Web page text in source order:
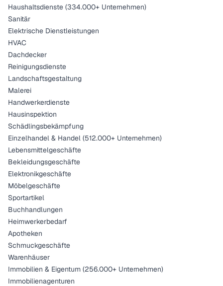
Haushaltsdienste (334.000+ Unternehmen)
Sanitär
Elektrische Dienstleistungen
HVAC
Dachdecker
Reinigungsdienste
Landschaftsgestaltung
Malerei
Handwerkerdienste
Hausinspektion
Schädlingsbekämpfung
Einzelhandel & Handel (512.000+ Unternehmen)
Lebensmittelgeschäfte
Bekleidungsgeschäfte
Elektronikgeschäfte
Möbelgeschäfte
Sportartikel
Buchhandlungen
Heimwerkerbedarf
Apotheken
Schmuckgeschäfte
Warenhäuser
Immobilien & Eigentum (256.000+ Unternehmen)
Immobilienagenturen